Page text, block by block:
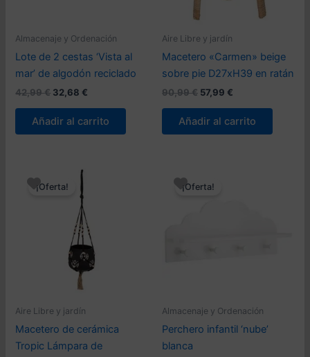
Almacenaje y Ordenación
Lote de 2 cestas ‘Vista al
mar’ de algodón reciclado
42,99€ El
original
era:
32,68 €
actual
es:
Añadir al carrito
Aire Libre y jardín
Macetero «Carmen» beige
sobre pie D27xH39 en ratán
90,99€ El
original
era:
57,99 €
actual
es:
Añadir al carrito
¡Oferta!
Aire Libre y jardín
Macetero de cerámica
Tropic Lámpara de
¡Oferta!
Almacenaje y Ordenación
Perchero infantil ‘nube’
blanca